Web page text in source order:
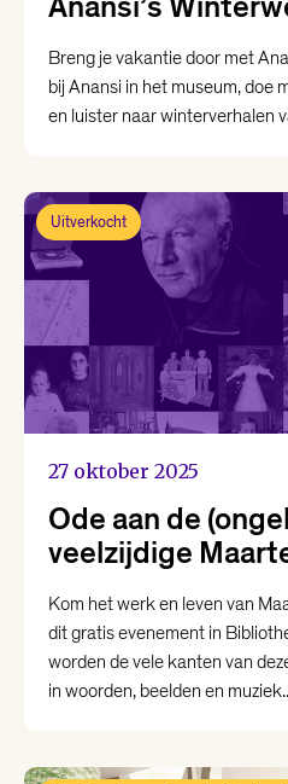
Breng je vakantie door met
bij Anansi in het museum, doe
en luister naar winterverhalen
Uitverkocht
27 oktober 2025
Ode aan de
veelzijdige
Kom het werk en leven van
dit gratis evenement in
worden de vele kanten van
in woorden, beelden en